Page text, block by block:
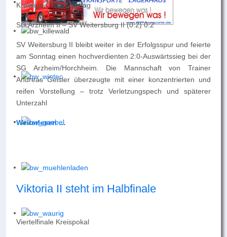
Kreisliga C 18. Spieltag
SG Arzheim II – SV Weitersburg II (0:2) 0:2
SV Weitersburg II bleibt weiter in der Erfolgsspur und feierte
am Sonntag einen hochverdienten 2:0-Auswärtssieg bei der
SG Arzheim/Horchheim. Die Mannschaft von Trainer
Andreas Geisler überzeugte mit einer konzentrierten und
reifen Vorstellung – trotz Verletzungspech und späterer
Unterzahl
Weiterlesen …
Viktoria II steht im Halbfinale
Viertelfinale Kreispokal